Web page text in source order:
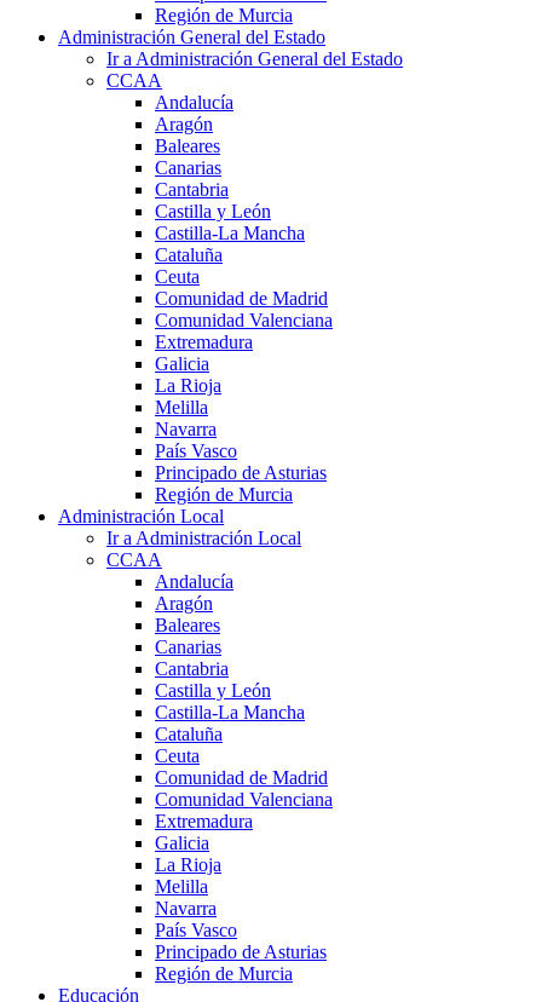
Región de Murcia
Administración General del Estado
Ir a Administración General del Estado
CCAA
Andalucía
Aragón
Baleares
Canarias
Cantabria
Castilla y León
Castilla-La Mancha
Cataluña
Ceuta
Comunidad de Madrid
Comunidad Valenciana
Extremadura
Galicia
La Rioja
Melilla
Navarra
País Vasco
Principado de Asturias
Región de Murcia
Administración Local
Ir a Administración Local
CCAA
Andalucía
Aragón
Baleares
Canarias
Cantabria
Castilla y León
Castilla-La Mancha
Cataluña
Ceuta
Comunidad de Madrid
Comunidad Valenciana
Extremadura
Galicia
La Rioja
Melilla
Navarra
País Vasco
Principado de Asturias
Región de Murcia
Educación